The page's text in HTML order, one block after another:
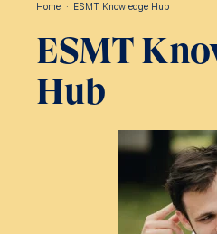
Home · ESMT Knowledge Hub
ESMT
Hub